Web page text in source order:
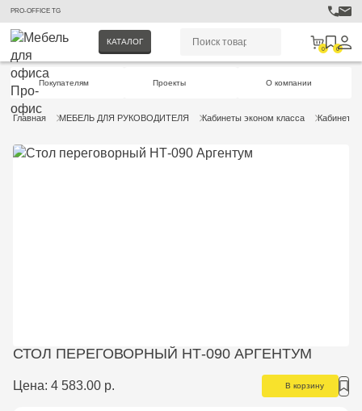
PRO-OFFICE TG
КАТАЛОГ
0 0
Покупателям Проекты О компании
Главная МЕБЕЛЬ ДЛЯ РУКОВОДИТЕЛЯ Кабинеты эконом класса Кабинет
СТОЛ ПЕРЕГОВОРНЫЙ НТ-090 АРГЕНТУМ
В корзину
Цена: 4 583.00 р.